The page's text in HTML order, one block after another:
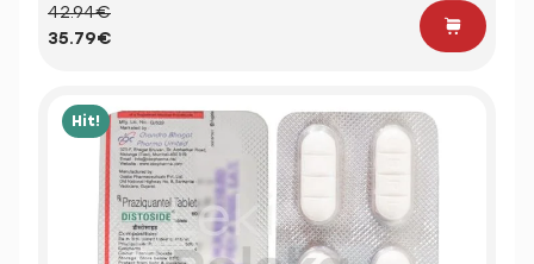
42.94€
35.79€
Hit!